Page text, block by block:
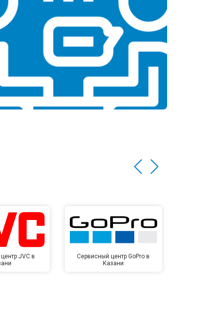
JVC в
Сервисный центр GoPro в
Казани